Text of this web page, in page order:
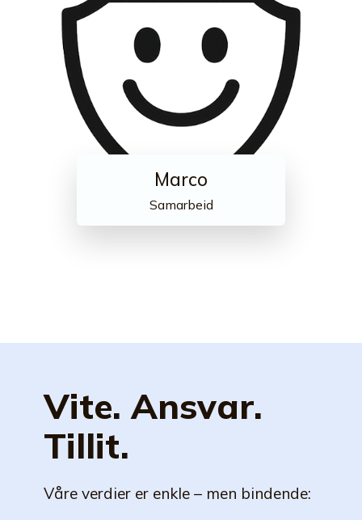
Marco
Samarbeid
Vite. Ansvar.
Tillit.
Våre verdier er enkle – men bindende: